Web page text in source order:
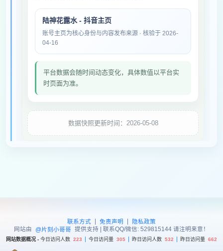
陆神花露水 - 抖音主页
账号主页为核心身份与内容发布来源 · 核验于 2026-
04-16
平台数据会随时间动态变化，具体数值以平台实
时页面为准。
数据快照更新时间：2026-05-08
联系方式 | 免责声明 |
隐私政策
网站由
@片刻小哥哥 提供支持 | 联系QQ/微信: 529815144 请注明来意！
网站数据概况 - 今日访问人数 223 今日访问量 305 昨日访问人数 532 昨日访问量 662